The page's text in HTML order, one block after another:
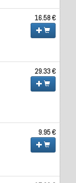
16.58 €
29.33 €
9.95 €